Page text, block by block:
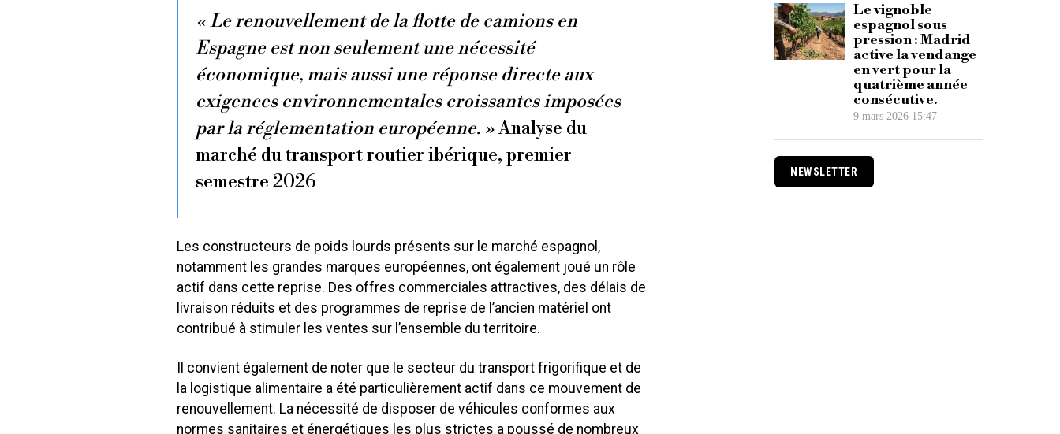
« Le renouvellement de la flotte de camions en
Espagne est non seulement une nécessité
économique, mais aussi une réponse directe aux
exigences environnementales croissantes imposées
par la réglementation européenne. »Analyse du
marché du transport routier ibérique, premier
semestre 2026
Les constructeurs de poids lourds présents sur le marché espagnol,
notamment les grandes marques européennes, ont également joué un rôle
actif dans cette reprise. Des offres commerciales attractives, des délais de
livraison réduits et des programmes de reprise de l’ancien matériel ont
contribué à stimuler les ventes sur l’ensemble du territoire.
Il convient également de noter que le secteur du transport frigorifique et de
la logistique alimentaire a été particulièrement actif dans ce mouvement de
renouvellement. La nécessité de disposer de véhicules conformes aux
normes sanitaires et énergétiques les plus strictes a poussé de nombreux
Le vignoble
espagnol sous
pression : Madrid
active la vendange
en vert pour la
quatrième année
consécutive.
9 mars 2026 15:47
NEWSLETTER